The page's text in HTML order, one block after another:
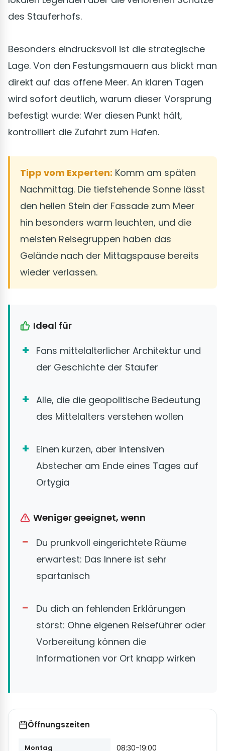
des Stauferhofs.
Besonders eindrucksvoll ist die strategische
Lage. Von den Festungsmauern aus blickt man
direkt auf das offene Meer. An klaren Tagen
wird sofort deutlich, warum dieser Vorsprung
befestigt wurde: Wer diesen Punkt hält,
kontrolliert die Zufahrt zum Hafen.
Tipp vom Experten: Komm am späten
Nachmittag. Die tiefstehende Sonne lässt
den hellen Stein der Fassade zum Meer
hin besonders warm leuchten, und die
meisten Reisegruppen haben das
Gelände nach der Mittagspause bereits
wieder verlassen.
Ideal für
Fans mittelalterlicher Architektur und
der Geschichte der Staufer
Alle, die die geopolitische Bedeutung
des Mittelalters verstehen wollen
Einen kurzen, aber intensiven
Abstecher am Ende eines Tages auf
Ortygia
Weniger geeignet, wenn
Du prunkvoll eingerichtete Räume
erwartest: Das Innere ist sehr
spartanisch
Du dich an fehlenden Erklärungen
störst: Ohne eigenen Reiseführer oder
Vorbereitung können die
Informationen vor Ort knapp wirken
Öffnungszeiten
Montag 08:30-19:00